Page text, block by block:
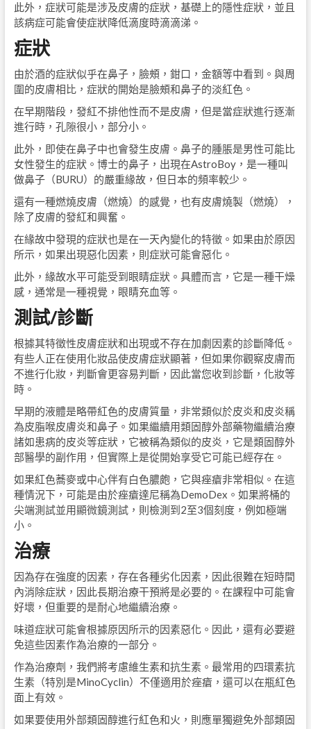
此外，症狀可能是涉及皮膚的症狀，基礎上的隱性症狀，並且
該病症可能會使症狀降低滴度時滴滴涕。
症狀
由於酒的症狀似乎在鼻子，臉頰，鉗口，金額等中看到。與周
圍的皮膚相比，症狀的開始是臉頰和鼻子的淡紅色。
在早期階段，發紅不排他性而不是皮膚，但是當症狀進行逐漸
進行時，孔隙很小，部分小。
此外，即使在鼻子中也會發生皮膚。鼻子的腫脹是男性可能比
女性發生的症狀。博士的鼻子，出現在AstroBoy，是一種叫
做鼻子（BURU）的嚴重緣故，但日本的頻率較少。
還有一種燃燒皮膚（燃燒）的感覺，也有皮膚燒製（燃燒），
除了皮膚的發紅和興奮。
在緣故中發現的症狀也是在一天內變化的特徵。如果由於原因
所示，如果出現惡化因素，則症狀可能會惡化。
此外，緣故水平可能受到眼睛症狀。具體而言，它是一種干燥
感，通常是一種視覺，眼睛充血等。
測試/診斷
根據其特徵性皮膚症狀和出現或不存在加劇因素的診斷降低。
有些人正在使用化妝品使皮膚症狀顯著，但如果你觀察皮膚而
不進行化妝，判斷會更容易判斷，因此當您收到診斷，化妝等
時。
早期的液體是略帶紅色的皮膚質量，非常類似於皮炎和皮炎稱
為皮脂喉皮膚炎和鼻子。如果繼續用類固醇外部藥物繼續治療
諸如患病的皮炎等症狀，它被稱為類似的皮炎，它是類固醇外
部醫學的副作用，但實際上是從開始享受它可能已經存在。
如果紅色蕎麥或中心伴有白色膿皰，它與痤瘡非常相似。在這
種情況下，可能是由於痤瘡達尼稱為DemoDex。如果將桶的
尖端測試並用顯微鏡測試，則檢測到2至3個刻度，例如極端
小。
治療
因為存在強度的因素，存在各種劣化因素，因此很難在短時間
內消除症狀，因此長期治療干預將是必要的。在課程中可能會
好壞，但重要的是耐心地繼續治療。
味道症狀可能會根據原因所示的因素惡化。因此，還有必要避
免這些因素作為治療的一部分。
作為治療劑，我們將考慮維生素和抗生素。最常用的四環素抗
生素（特別是MinoCyclin）不僅適用於痤瘡，還可以在瓶紅色
面上有效。
如果要使用外部類固醇進行紅色和火，則應單獨避免外部類固